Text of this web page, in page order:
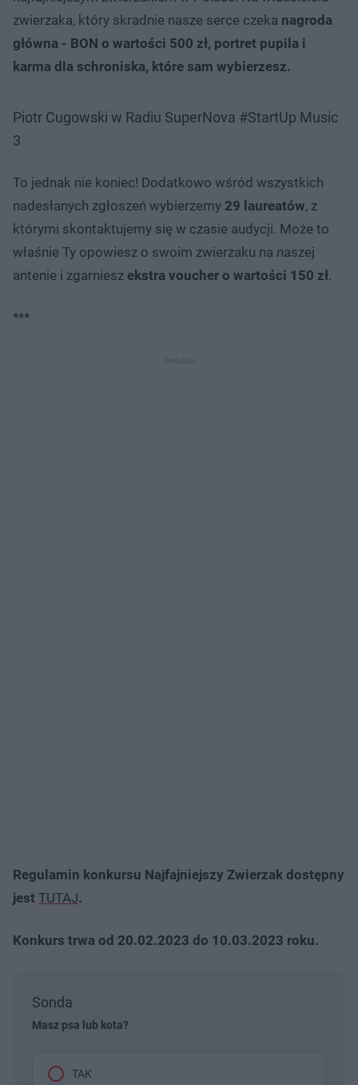
zwierzaka, który skradnie nasze serce czeka nagroda
główna - BON o wartości 500 zł, portret pupila i
karma dla schroniska, które sam wybierzesz.
Piotr Cugowski w Radiu SuperNova #StartUp Music
3
To jednak nie koniec! Dodatkowo wśród wszystkich
nadesłanych zgłoszeń wybierzemy 29 laureatów, z
którymi skontaktujemy się w czasie audycji. Może to
właśnie Ty opowiesz o swoim zwierzaku na naszej
antenie i zgarniesz ekstra voucher o wartości 150 zł.
***
Regulamin konkursu Najfajniejszy Zwierzak dostępny
jest TUTAJ.
Konkurs trwa od 20.02.2023 do 10.03.2023 roku.
Sonda
Masz psa lub kota?
TAK